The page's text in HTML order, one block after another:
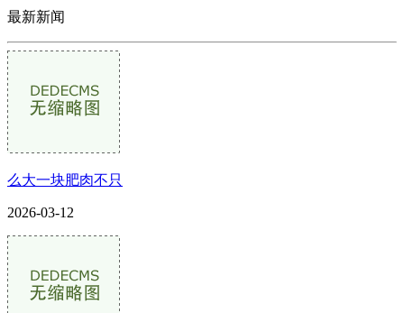
最新新闻
么大一块肥肉不只
2026-03-12